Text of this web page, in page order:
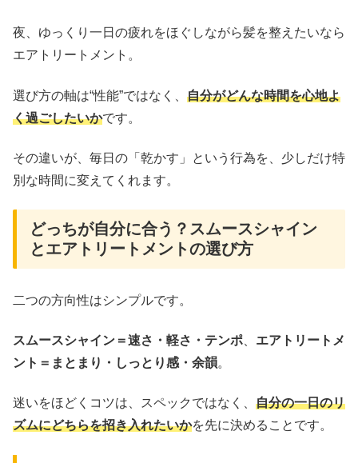
夜、ゆっくり一日の疲れをほぐしながら髪を整えたいなら
エアトリートメント。
選び方の軸は“性能”ではなく、 自分がどんな時間を心地よ
く過ごしたいかです。
その違いが、毎日の「乾かす」という行為を、少しだけ特
別な時間に変えてくれます。
どっちが自分に合う？スムースシャイン
とエアトリートメントの選び方
二つの方向性はシンプルです。
スムースシャイン＝速さ・軽さ・テンポ
エアトリートメ
ント＝まとまり・しっとり感・余韻。
迷いをほどくコツは、スペックではなく、 自分の一日のリ
ズムにどちらを招き入れたいかを先に決めることです。